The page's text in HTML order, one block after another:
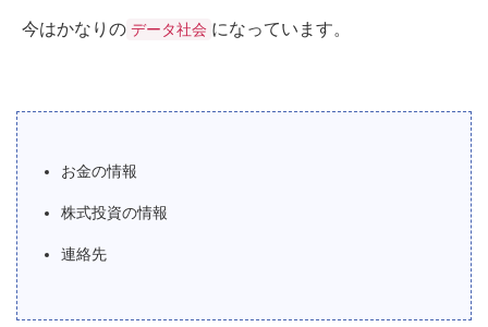
今はかなりの データ社会 になっています。
お金の情報
株式投資の情報
連絡先